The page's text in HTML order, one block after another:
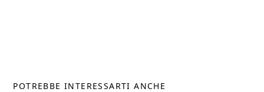
POTREBBE INTERESSARTI ANCHE